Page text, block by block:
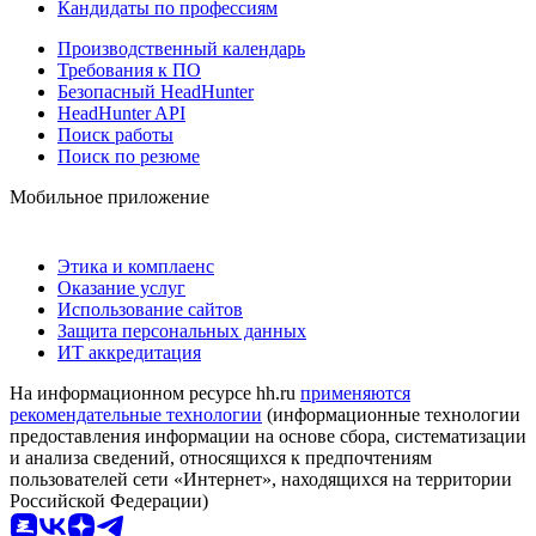
Кандидаты по профессиям
Производственный календарь
Требования к ПО
Безопасный HeadHunter
HeadHunter API
Поиск работы
Поиск по резюме
Мобильное приложение
Этика и комплаенс
Оказание услуг
Использование сайтов
Защита персональных данных
ИТ аккредитация
На информационном ресурсе hh.ru применяются
рекомендательные технологии (информационные технологии
предоставления информации на основе сбора, систематизации
и анализа сведений, относящихся к предпочтениям
пользователей сети «Интернет», находящихся на территории
Российской Федерации)